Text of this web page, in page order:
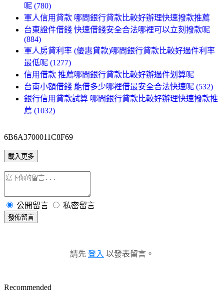
呢 (780)
軍人信用貸款 哪間銀行貸款比較好辦理快速撥款推薦
台東證件借錢 快速借錢安全合法哪裡可以立刻撥款呢
(884)
軍人房貸利率 (優惠貸款)哪間銀行貸款比較好過件利率
最低呢 (1277)
信用借款 推薦哪間銀行貸款比較好辦過件划算呢
台南小額借錢 能借多少哪裡借最安全合法快速呢 (532)
銀行信用貸款試算 哪間銀行貸款比較好辦理快速撥款推
薦 (1032)
6B6A3700011C8F69
載入更多
公開留言 私密留言
發佈留言
請先 登入 以發表留言。
Recommended